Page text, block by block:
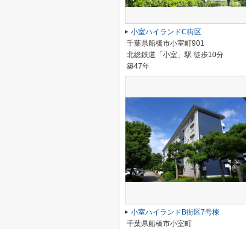
小室ハイランドC街区
千葉県船橋市小室町901
北総鉄道「小室」駅 徒歩10分
築47年
小室ハイランドB街区7号棟
千葉県船橋市小室町